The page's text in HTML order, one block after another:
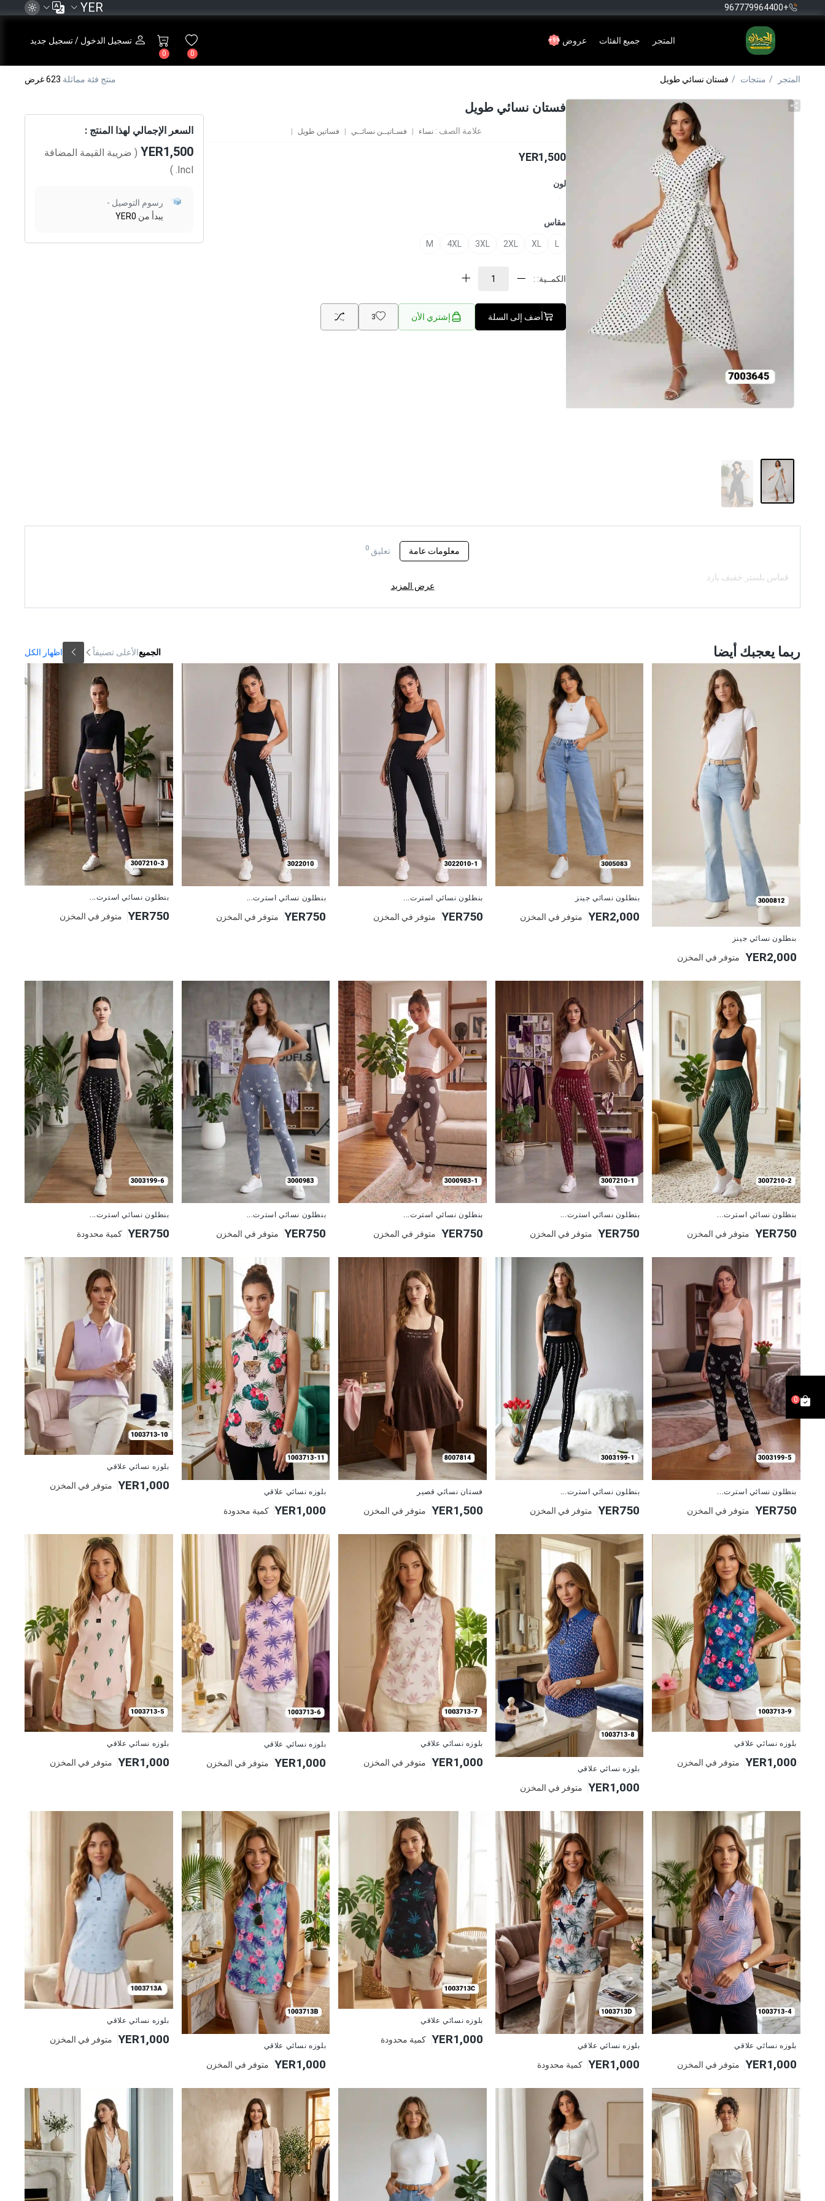
+967779964400
YER
المتجر جميع الفئات عروض 99+
0
0
تسجيل الدخول / تسجيل جديد
0
المتجر منتجات فستان نسائي طويل منتج فئة مماثلة 623 غرض
فستان نسائي طويل
علامة الصف : نساء فسـاتيــن نسائــي فساتين طويل
YER1,500
لون
مقاس
L
XL
2XL
3XL
4XL
M
الكمــية: :
أضف إلى السلة إشتري الأن 3
السعر الإجمالي لهذا المنتج :
YER1,500 ( ضريبة القيمة المضافة
Incl.
)
رسوم التوصيل -
يبدأ من YER0
معلومات عامة تعليق 0
قماس بلستر خفيف بارد
عرض المزيد
ربما يعجبك أيضا الجميعالأعلى تصنيفاً اظهار الكل
بنطلون نسائي جينز
YER2,000 متوفر في المخزن
بنطلون نسائي جينز
YER2,000 متوفر في المخزن
بنطلون نسائي استرت...
YER750 متوفر في المخزن
بنطلون نسائي استرت...
YER750 متوفر في المخزن
بنطلون نسائي استرت...
YER750 متوفر في المخزن
بنطلون نسائي استرت...
YER750 متوفر في المخزن
بنطلون نسائي استرت...
YER750 متوفر في المخزن
بنطلون نسائي استرت...
YER750 متوفر في المخزن
بنطلون نسائي استرت...
YER750 متوفر في المخزن
بنطلون نسائي استرت...
YER750 كمية محدودة
بنطلون نسائي استرت...
YER750 متوفر في المخزن
بنطلون نسائي استرت...
YER750 متوفر في المخزن
فستان نسائي قصير
YER1,500 متوفر في المخزن
بلوزه نسائي علاقي
YER1,000 كمية محدودة
بلوزه نسائي علاقي
YER1,000 متوفر في المخزن
بلوزه نسائي علاقي
YER1,000 متوفر في المخزن
بلوزه نسائي علاقي
YER1,000 متوفر في المخزن
بلوزه نسائي علاقي
YER1,000 متوفر في المخزن
بلوزه نسائي علاقي
YER1,000 متوفر في المخزن
بلوزه نسائي علاقي
YER1,000 متوفر في المخزن
بلوزه نسائي علاقي
YER1,000 متوفر في المخزن
بلوزه نسائي علاقي
YER1,000 كمية محدودة
بلوزه نسائي علاقي
YER1,000 كمية محدودة
بلوزه نسائي علاقي
YER1,000 متوفر في المخزن
بلوزه نسائي علاقي
YER1,000 متوفر في المخزن